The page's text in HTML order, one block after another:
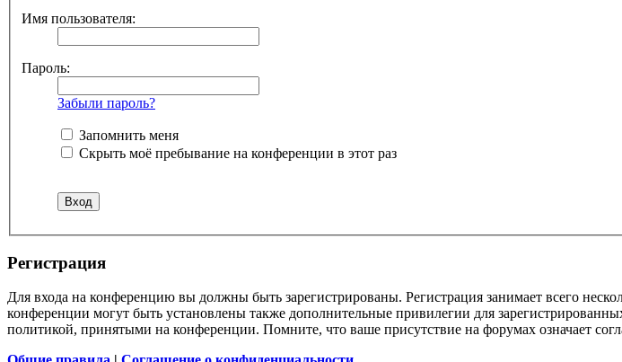
Имя пользователя:
Пароль:
Забыли пароль?
Запомнить меня
Скрыть моё пребывание на конференции в этот раз
Регистрация
Для входа на конференцию вы должны быть зарегистрированы. Регистрация занимает всего
конференции могут быть установлены также дополнительные привилегии для
политикой, принятыми на конференции. Помните, что ваше присутствие на форумах означает